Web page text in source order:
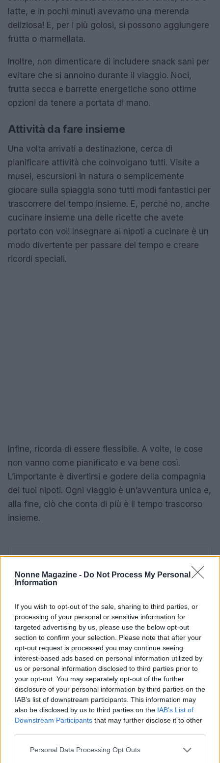
Nonne Magazine - Do Not Process My Personal
Information
If you wish to opt-out of the sale, sharing to third parties, or
processing of your personal or sensitive information for
targeted advertising by us, please use the below opt-out
section to confirm your selection. Please note that after your
opt-out request is processed you may continue seeing
interest-based ads based on personal information utilized by
us or personal information disclosed to third parties prior to
your opt-out. You may separately opt-out of the further
disclosure of your personal information by third parties on the
IAB’s list of downstream participants. This information may
also be disclosed by us to third parties on the IAB’s List of
Downstream Participants that may further disclose it to other
Please note that this website/app uses one or more Google
Personal Data Processing Opt Outs
latte, e in pochi minuti avevamo una merenda
deliziosa! E, per i più golosi, si possono aggiungere
frutta o marmellata.
Inoltre, non dimenticare di includere snack sani per
evitare che si annoino durante il viaggio. Noci,
frutta secca e barrette energetiche sono ottime
opzioni da tenere a portata di mano.
Attività da fare insieme
Una volta arrivati a destinazione, cerca di
pianificare attività che coinvolgano tutti. Visite a
musei, escursioni in natura o semplicemente
giocare sulla spiaggia sono tutti modi fantastici per
trascorrere del tempo insieme. E, perché no, anche
cucinare insieme una delle ricette che avete
portato con voi! Insegnare ai nipoti a cucinare è un
modo divertente per passare del tempo e creare
ricordi speciali.
Infine, ricorda di essere flessibile. A volte, le cose
non vanno come pianificato e va bene così.
L’importante è divertirsi e godere della compagnia
dei tuoi nipoti. Ogni viaggio è un’avventura unica e,
alla fine, ciò che conta di più è il tempo trascorso
insieme.
AUTORE
AiAdhubMedia